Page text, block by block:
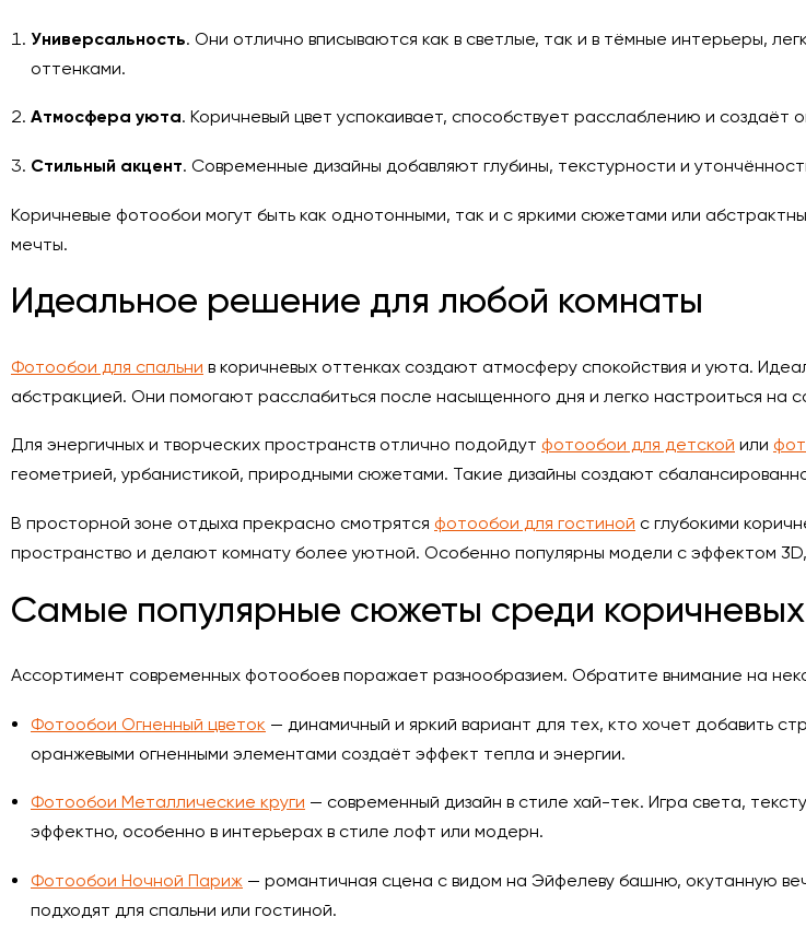
Универсальность. Они отлично вписываются как в светлые, так и в тёмные интерьеры,
оттенками.
Атмосфера уюта. Коричневый цвет успокаивает, способствует расслаблению и создаёт
Стильный акцент. Современные дизайны добавляют глубины, текстурности и
Коричневые фотообои могут быть как однотонными, так и с яркими сюжетами или
мечты.
Идеальное решение для любой комнаты
Фотообои для спальни в коричневых оттенках создают атмосферу спокойствия и уюта.
абстракцией. Они помогают расслабиться после насыщенного дня и легко настроиться на
Для энергичных и творческих пространств отлично подойдут фотообои для детской или
геометрией, урбанистикой, природными сюжетами. Такие дизайны создают
В просторной зоне отдыха прекрасно смотрятся фотообои для гостиной с глубокими
пространство и делают комнату более уютной. Особенно популярны модели с эффектом
Самые популярные сюжеты среди
Ассортимент современных фотообоев поражает разнообразием. Обратите внимание на
Фотообои Огненный цветок — динамичный и яркий вариант для тех, кто хочет добавить
оранжевыми огненными элементами создаёт эффект тепла и энергии.
Фотообои Металлические круги — современный дизайн в стиле хай-тек. Игра света,
эффектно, особенно в интерьерах в стиле лофт или модерн.
Фотообои Ночной Париж — романтичная сцена с видом на Эйфелеву башню, окутанную
подходят для спальни или гостиной.